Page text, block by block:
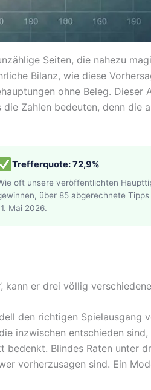
Seiten, die nahezu
Bilanz, wie diese
ohne Beleg.
Zahlen bedeuten, denn die
Trefferquote: 72,9%
oft unsere veröffentlichten
über 85 abgerechnete Tipps
Mai 2026.
kann er drei völlig
den richtigen Spielausgang
inzwischen entschieden
bedenkt. Blindes Raten unter
vorherzusagen sind. Ein